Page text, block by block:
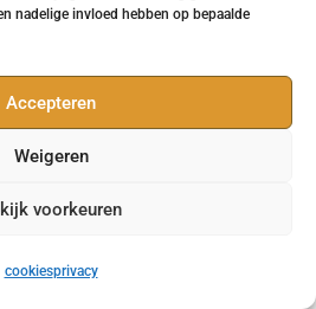
nadelige invloed hebben op bepaalde
Accepteren
Weigeren
voorkeuren
cookiesprivacy
Leeuwarden Huizum West -